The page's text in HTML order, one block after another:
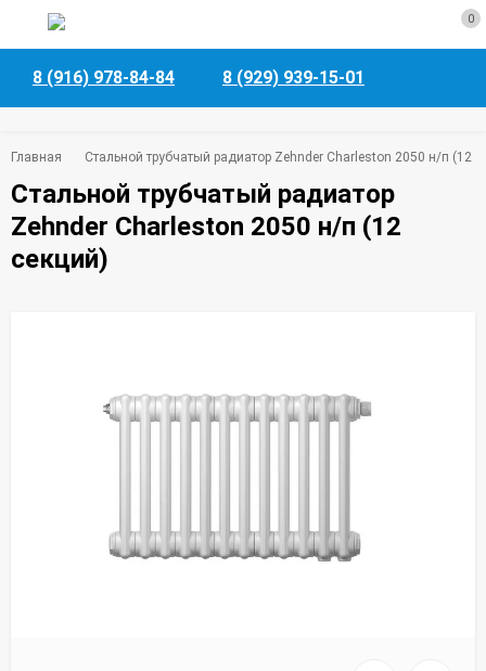
0
8 (916) 978-84-84 8 (929) 939-15-01
Главная Стальной трубчатый радиатор Zehnder Charleston 2050 н/п (12
Стальной трубчатый радиатор
Zehnder Charleston 2050 н/п (12
секций)